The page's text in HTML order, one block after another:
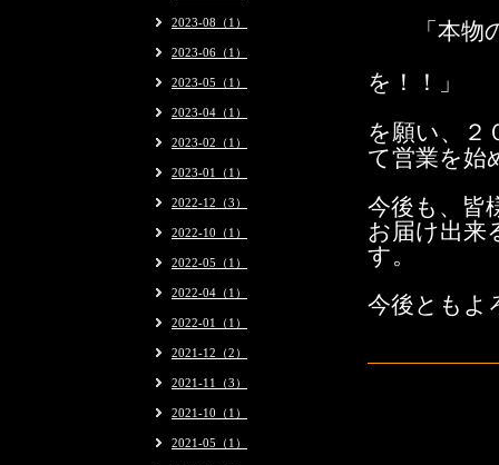
「本物の
を！！」
を願い、 ２
て営業を始
今後も、皆
お届け出来
す。
今後ともよ
2023-08（1）
2023-06（1）
2023-05（1）
2023-04（1）
2023-02（1）
2023-01（1）
2022-12（3）
2022-10（1）
2022-05（1）
2022-04（1）
2022-01（1）
2021-12（2）
2021-11（3）
2021-10（1）
2021-05（1）